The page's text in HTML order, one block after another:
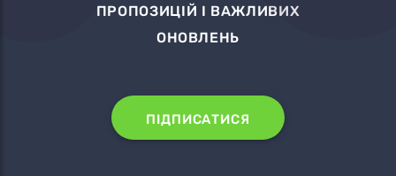
ПРОПОЗИЦІЙ І ВАЖЛИВИХ
ОНОВЛЕНЬ
ПІДПИСАТИСЯ